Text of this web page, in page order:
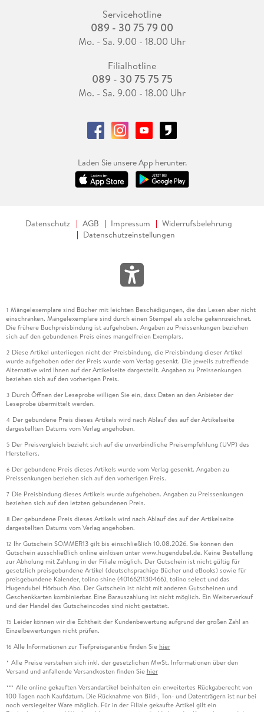
Servicehotline
089 - 30 75 79 00
Mo. - Sa. 9.00 - 18.00 Uhr
Filialhotline
089 - 30 75 75 75
Mo. - Sa. 9.00 - 18.00 Uhr
Laden Sie unsere App herunter.
Datenschutz AGB Impressum
Widerrufsbelehrung
Datenschutzeinstellungen
1 Mängelexemplare sind Bücher mit leichten Beschädigungen, die das Lesen aber nicht
einschränken. Mängelexemplare sind durch einen Stempel als solche gekennzeichnet.
Die frühere Buchpreisbindung ist aufgehoben. Angaben zu Preissenkungen beziehen
sich auf den gebundenen Preis eines mangelfreien Exemplars.
2 Diese Artikel unterliegen nicht der Preisbindung, die Preisbindung dieser Artikel
wurde aufgehoben oder der Preis wurde vom Verlag gesenkt. Die jeweils zutreffende
Alternative wird Ihnen auf der Artikelseite dargestellt. Angaben zu Preissenkungen
beziehen sich auf den vorherigen Preis.
3 Durch Öffnen der Leseprobe willigen Sie ein, dass Daten an den Anbieter der
Leseprobe übermittelt werden.
4 Der gebundene Preis dieses Artikels wird nach Ablauf des auf der Artikelseite
dargestellten Datums vom Verlag angehoben.
5 Der Preisvergleich bezieht sich auf die unverbindliche Preisempfehlung (UVP) des
Herstellers.
6 Der gebundene Preis dieses Artikels wurde vom Verlag gesenkt. Angaben zu
Preissenkungen beziehen sich auf den vorherigen Preis.
7 Die Preisbindung dieses Artikels wurde aufgehoben. Angaben zu Preissenkungen
beziehen sich auf den letzten gebundenen Preis.
8 Der gebundene Preis dieses Artikels wird nach Ablauf des auf der Artikelseite
dargestellten Datums vom Verlag angehoben.
12 Ihr Gutschein SOMMER13 gilt bis einschließlich 10.08.2026. Sie können den
Gutschein ausschließlich online einlösen unter www.hugendubel.de. Keine Bestellung
zur Abholung mit Zahlung in der Filiale möglich. Der Gutschein ist nicht gültig für
gesetzlich preisgebundene Artikel (deutschsprachige Bücher und eBooks) sowie für
preisgebundene Kalender, tolino shine (4016621130466), tolino select und das
Hugendubel Hörbuch Abo. Der Gutschein ist nicht mit anderen Gutscheinen und
Geschenkkarten kombinierbar. Eine Barauszahlung ist nicht möglich. Ein Weiterverkauf
und der Handel des Gutscheincodes sind nicht gestattet.
15 Leider können wir die Echtheit der Kundenbewertung aufgrund der großen Zahl an
Einzelbewertungen nicht prüfen.
16 Alle Informationen zur Tiefpreisgarantie finden Sie hier
* Alle Preise verstehen sich inkl. der gesetzlichen MwSt. Informationen über den
Versand und anfallende Versandkosten finden Sie hier
*** Alle online gekauften Versandartikel beinhalten ein erweitertes Rückgaberecht von
100 Tagen nach Kaufdatum. Die Rücknahme von Bild-, Ton- und Datenträgern ist nur bei
noch versiegelter Ware möglich. Für in der Filiale gekaufte Artikel gilt ein